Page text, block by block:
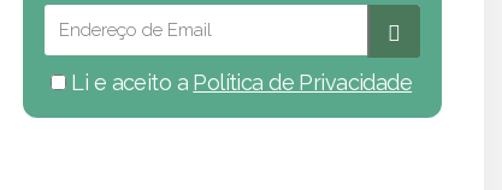
Li e aceito a Política de Privacidade